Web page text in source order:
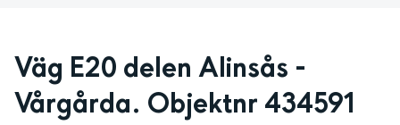
Väg E20 delen Alinsås -
Vårgårda. Objektnr 434591